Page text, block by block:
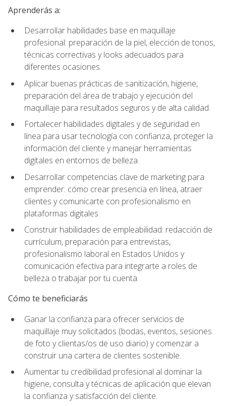
Aprenderás a:
Desarrollar habilidades base en maquillaje
profesional: preparación de la piel, elección de tonos,
técnicas correctivas y looks adecuados para
diferentes ocasiones.
Aplicar buenas prácticas de sanitización, higiene,
preparación del área de trabajo y ejecución del
maquillaje para resultados seguros y de alta calidad.
Fortalecer habilidades digitales y de seguridad en
línea para usar tecnología con confianza, proteger la
información del cliente y manejar herramientas
digitales en entornos de belleza.
Desarrollar competencias clave de marketing para
emprender: cómo crear presencia en línea, atraer
clientes y comunicarte con profesionalismo en
plataformas digitales.
Construir habilidades de empleabilidad: redacción de
currículum, preparación para entrevistas,
profesionalismo laboral en Estados Unidos y
comunicación efectiva para integrarte a roles de
belleza o trabajar por tu cuenta.
Cómo te beneficiarás
Ganar la confianza para ofrecer servicios de
maquillaje muy solicitados (bodas, eventos, sesiones
de foto y clientas/os de uso diario) y comenzar a
construir una cartera de clientes sostenible.
Aumentar tu credibilidad profesional al dominar la
higiene, consulta y técnicas de aplicación que elevan
la confianza y satisfacción del cliente.